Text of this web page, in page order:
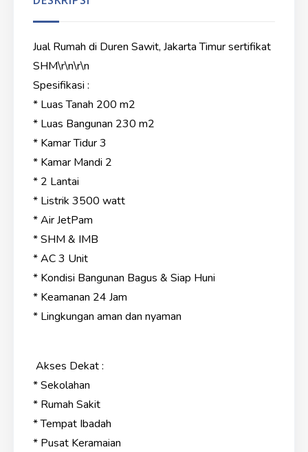
Jual Rumah di Duren Sawit, Jakarta Timur sertifikat
SHM\r\n\r\n
Spesifikasi :
* Luas Tanah 200 m2
* Luas Bangunan 230 m2
* Kamar Tidur 3
* Kamar Mandi 2
* 2 Lantai
* Listrik 3500 watt
* Air JetPam
* SHM & IMB
* AC 3 Unit
* Kondisi Bangunan Bagus & Siap Huni
* Keamanan 24 Jam
* Lingkungan aman dan nyaman
Akses Dekat :
* Sekolahan
* Rumah Sakit
* Tempat Ibadah
* Pusat Keramaian